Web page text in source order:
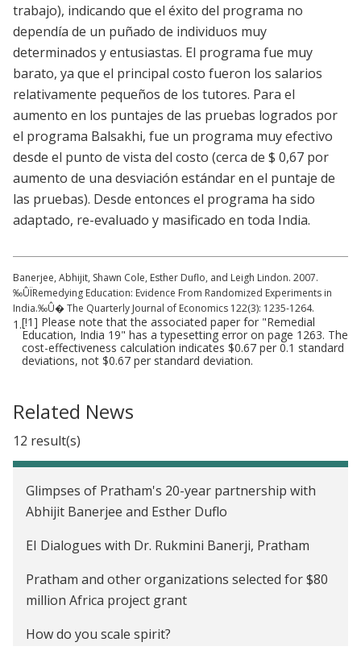
trabajo), indicando que el éxito del programa no
dependía de un puñado de individuos muy
determinados y entusiastas. El programa fue muy
barato, ya que el principal costo fueron los salarios
relativamente pequeños de los tutores. Para el
aumento en los puntajes de las pruebas logrados por
el programa Balsakhi, fue un programa muy efectivo
desde el punto de vista del costo (cerca de $ 0,67 por
aumento de una desviación estándar en el puntaje de
las pruebas). Desde entonces el programa ha sido
adaptado, re-evaluado y masificado en toda India.
Banerjee, Abhijit, Shawn Cole, Esther Duflo, and Leigh Lindon. 2007.
‰ÛÏRemedying Education: Evidence From Randomized Experiments in
India.‰Û� The Quarterly Journal of Economics 122(3): 1235-1264.
1.[!1] Please note that the associated paper for "Remedial
Education, India 19" has a typesetting error on page 1263. The
cost-effectiveness calculation indicates $0.67 per 0.1 standard
deviations, not $0.67 per standard deviation.
Related News
12 result(s)
Glimpses of Pratham's 20-year partnership with
Abhijit Banerjee and Esther Duflo
EI Dialogues with Dr. Rukmini Banerji, Pratham
Pratham and other organizations selected for $80
million Africa project grant
How do you scale spirit?